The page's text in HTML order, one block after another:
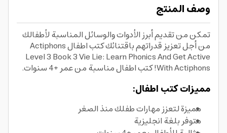
وصف المنتج
تمكن من تقديم أبرز الأدوات والوسائل المناسبة لأطفالك
من أجل تعزيز قدراتهم باقتنائك كتب اطفال Actiphons
Level 3 Book 3 Vie Lie: Learn Phonics And Get Active
With Actiphons! كتب اطفال مناسبة من عمر +4 سنوات.
مميزات كتب اطفال:
مميزة لتعزز مهارات طفلك منذ الصغر
متوفر بلغة انجليزية